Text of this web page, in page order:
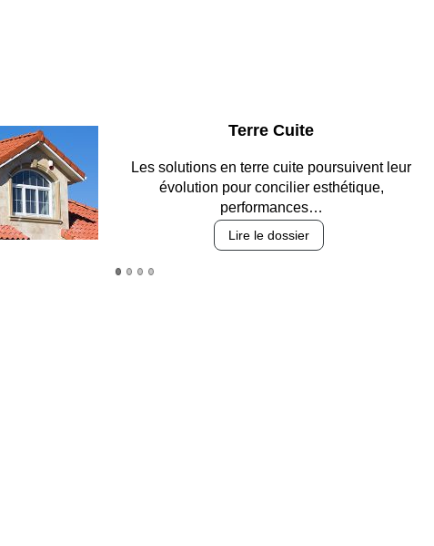
Parking et garages
Entre circulation, sécurisation des accès, durabilité
des revêtements et intégration…
Lire le dossier